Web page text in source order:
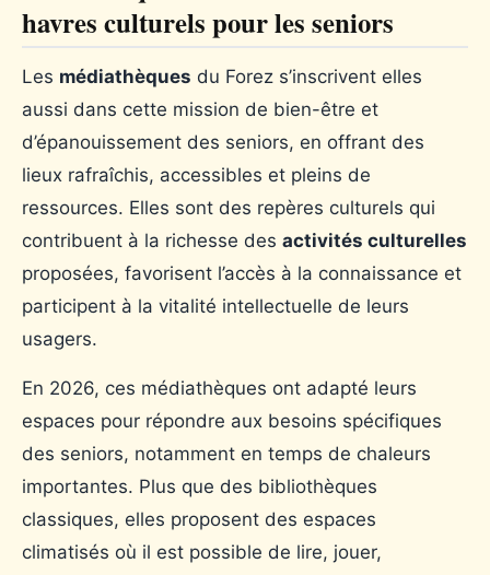
havres culturels pour les seniors
Les médiathèques du Forez s’inscrivent elles
aussi dans cette mission de bien-être et
d’épanouissement des seniors, en offrant des
lieux rafraîchis, accessibles et pleins de
ressources. Elles sont des repères culturels qui
contribuent à la richesse des activités culturelles
proposées, favorisent l’accès à la connaissance et
participent à la vitalité intellectuelle de leurs
usagers.
En 2026, ces médiathèques ont adapté leurs
espaces pour répondre aux besoins spécifiques
des seniors, notamment en temps de chaleurs
importantes. Plus que des bibliothèques
classiques, elles proposent des espaces
climatisés où il est possible de lire, jouer,